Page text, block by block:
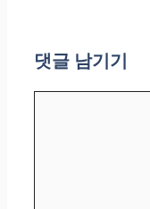
댓글 남기기